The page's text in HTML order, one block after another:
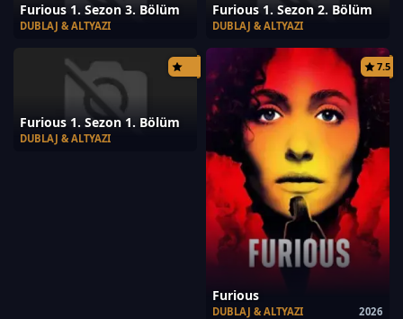
Furious 1. Sezon 3. Bölüm
DUBLAJ & ALTYAZI
Furious 1. Sezon 2. Bölüm
DUBLAJ & ALTYAZI
Furious 1. Sezon 1. Bölüm
DUBLAJ & ALTYAZI
7.5
Furious
2026
DUBLAJ & ALTYAZI